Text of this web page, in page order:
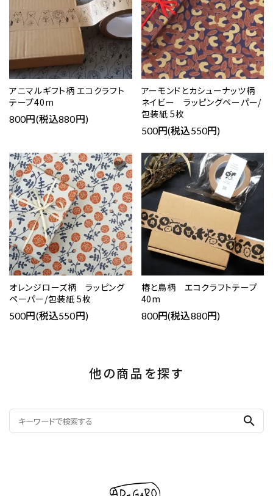
アニマルギフト柄 エコクラフト
テープ40m
800円(税込880円)
アーモンドとカシューナッツ柄
ネイビー ラッピングペーパー/
包装紙 5枚
500円(税込550円)
オレンジローズ柄 ラッピング
ペーパー/包装紙 5枚
500円(税込550円)
favorite
椿と鳥柄 エコクラフトテープ
40m
800円(税込880円)
favorite
他の商品を探す
search